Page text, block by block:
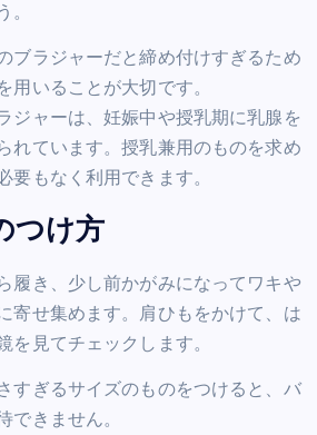
。
ブラジャーだと締め付けすぎるため
用いることが大切です。
ジャーは、妊娠中や授乳期に乳腺を
れています。授乳兼用のものを求め
要もなく利用できます。
つけ方
履き、少し前かがみになってワキや
寄せ集めます。肩ひもをかけて、は
を見てチェックします。
すぎるサイズのものをつけると、バ
できません。